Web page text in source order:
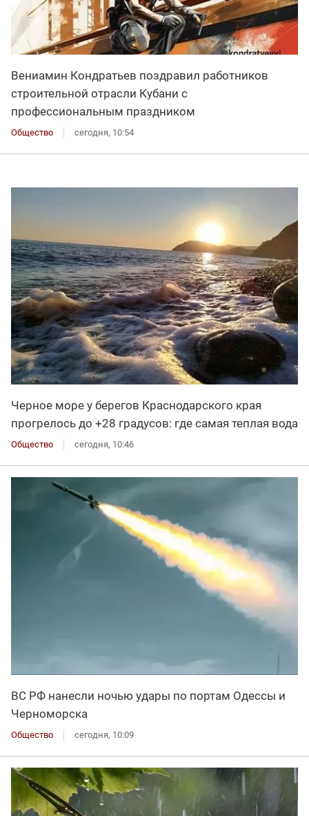
Вениамин Кондратьев поздравил работников
строительной отрасли Кубани с
профессиональным праздником
Общество сегодня, 10:54
Черное море у берегов Краснодарского края
прогрелось до +28 градусов: где самая теплая вода
Общество сегодня, 10:46
ВС РФ нанесли ночью удары по портам Одессы и
Черноморска
Общество сегодня, 10:09